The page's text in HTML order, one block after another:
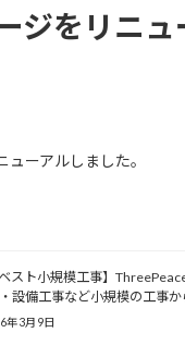
ジをリニュ
ーアルしました。
ベスト小規模工事】
設備工事など小規模の工事か
年3月9日